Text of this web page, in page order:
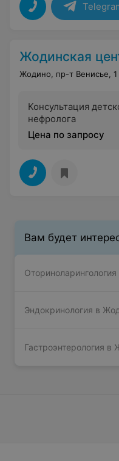
Жодинская
Жодино, пр-т Венисье, 1
Консультация
нефролога
Цена по запросу
Вам будет
Эндокринология в
Гастроэнтерология в